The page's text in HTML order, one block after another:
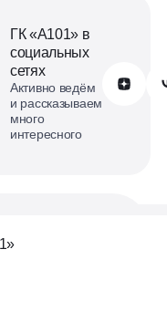
Обратиться в А101
ГК «А101» в
социальных
сетях
Активно ведём
и рассказываем
много
интересного